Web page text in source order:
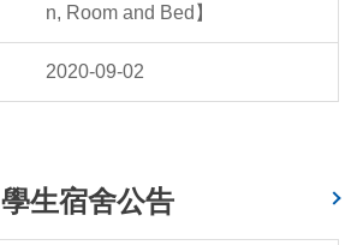
n, Room and Bed】
2020-09-02
學生宿舍公告